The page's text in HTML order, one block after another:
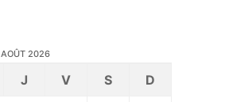
AOÛT 2026
J V S D